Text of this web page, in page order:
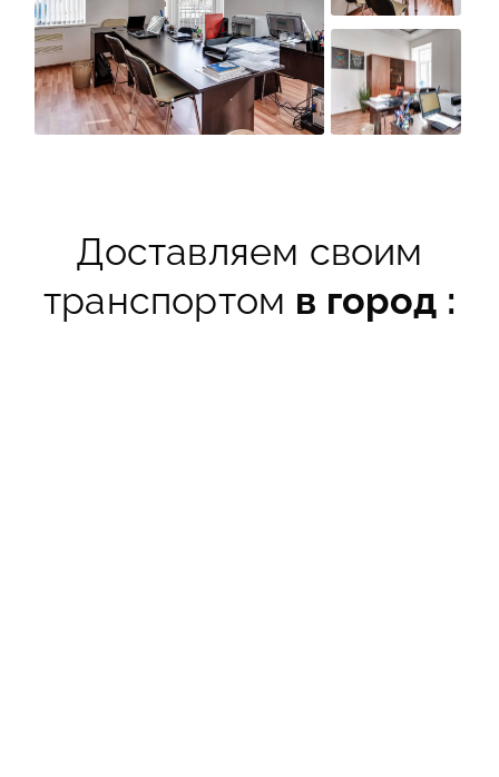
Доставляем своим
транспортом в город :